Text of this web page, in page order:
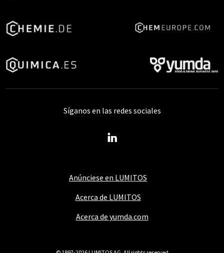
Anúnciese en LUMITOS
Acerca de LUMITOS
Acerca de yumda.com
Síganos en las redes sociales